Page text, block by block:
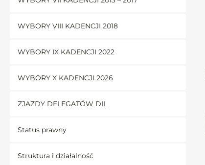
WYBORY VIII KADENCJI 2018
WYBORY IX KADENCJI 2022
WYBORY X KADENCJI 2026
ZJAZDY DELEGATÓW DIL
Status prawny
Struktura i działalność